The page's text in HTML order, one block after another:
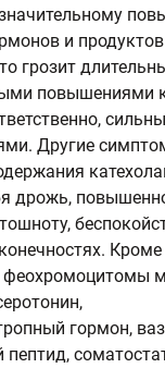
и
грозит
повышениями
Другие
дрожь,
Кроме
феохромоцитомы
гормон,
пептид,